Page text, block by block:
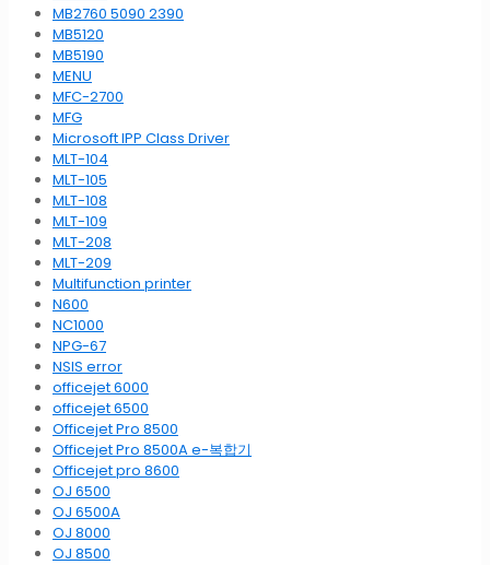
MB2760 5090 2390
MB5120
MB5190
MENU
MFC-2700
MFG
Microsoft IPP Class Driver
MLT-104
MLT-105
MLT-108
MLT-109
MLT-208
MLT-209
Multifunction printer
N600
NC1000
NPG-67
NSIS error
officejet 6000
officejet 6500
Officejet Pro 8500
Officejet Pro 8500A e-복합기
Officejet pro 8600
OJ 6500
OJ 6500A
OJ 8000
OJ 8500